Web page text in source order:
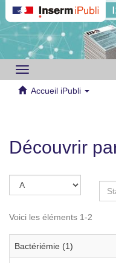
Toggle
navigation
Accueil iPubli
Découvrir
Voici les éléments 1-2
Bactériémie (1)